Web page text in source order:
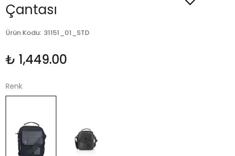
Çantası
Ürün Kodu: 31151_01_STD
₺ 1,449.00
Renk